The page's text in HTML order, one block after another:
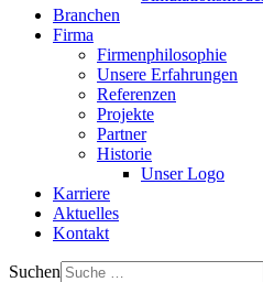
Branchen
Firma
Firmenphilosophie
Unsere Erfahrungen
Referenzen
Projekte
Partner
Historie
Unser Logo
Karriere
Aktuelles
Kontakt
Suchen